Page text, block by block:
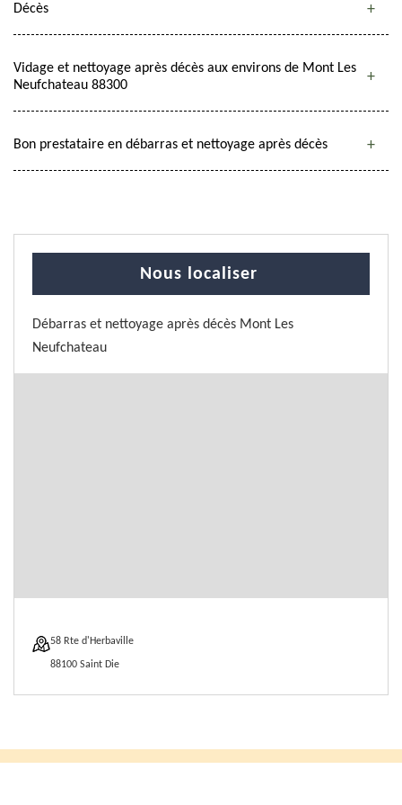
Décès
Vidage et nettoyage après décès aux environs de Mont Les
Neufchateau 88300
Bon prestataire en débarras et nettoyage après décès
Nous localiser
Débarras et nettoyage après décès Mont Les
Neufchateau
58 Rte d'Herbaville
88100 Saint Die